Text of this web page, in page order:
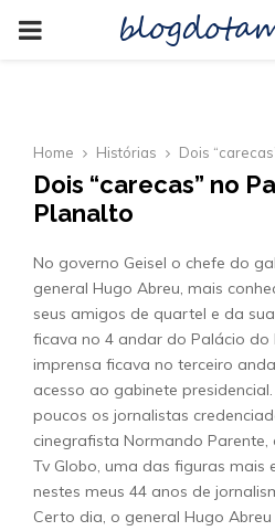
PRIMARY
Home Histórias Dois
Dois “carecas” no
Planalto
No governo Geisel o chefe do
general Hugo Abreu, mais
seus amigos de quartel e da
ficava no 4 andar do Palácio do
imprensa ficava no terceiro
acesso ao gabinete
poucos os jornalistas
cinegrafista Normando Parente,
Tv Globo, uma das figuras mais
nestes meus 44 anos de
Certo dia, o general Hugo